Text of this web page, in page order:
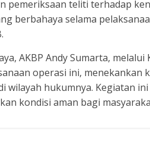
pemeriksaan teliti terhadap
berbahaya selama
AKBP Andy Sumarta,
operasi ini, menekankan
wilayah hukumnya. Kegiatan
kondisi aman bagi